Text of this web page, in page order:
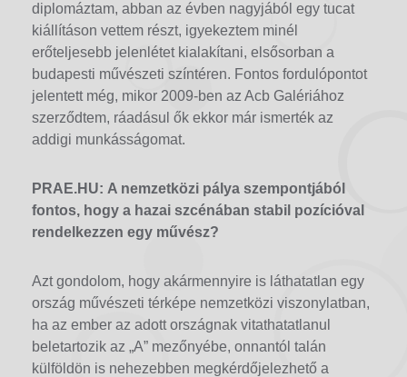
diplomáztam, abban az évben nagyjából egy tucat
kiállításon vettem részt, igyekeztem minél
erőteljesebb jelenlétet kialakítani, elsősorban a
budapesti művészeti színtéren. Fontos fordulópontot
jelentett még, mikor 2009-ben az Acb Galériához
szerződtem, ráadásul ők ekkor már ismerték az
addigi munkásságomat.
PRAE.HU: A nemzetközi pálya szempontjából
fontos, hogy a hazai szcénában stabil pozícióval
rendelkezzen egy művész?
Azt gondolom, hogy akármennyire is láthatatlan egy
ország művészeti térképe nemzetközi viszonylatban,
ha az ember az adott országnak vitathatatlanul
beletartozik az „A” mezőnyébe, onnantól talán
külföldön is nehezebben megkérdőjelezhető a